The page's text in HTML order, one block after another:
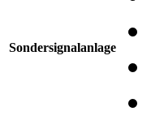
Sondersignalanlage